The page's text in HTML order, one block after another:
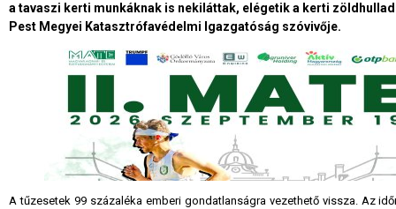
a tavaszi kerti munkáknak is nekiláttak, elégetik a kerti
Pest Megyei Katasztrófavédelmi Igazgatóság szóvivője.
A tűzesetek 99 százaléka emberi gondatlanságra vezethető vissza. Az